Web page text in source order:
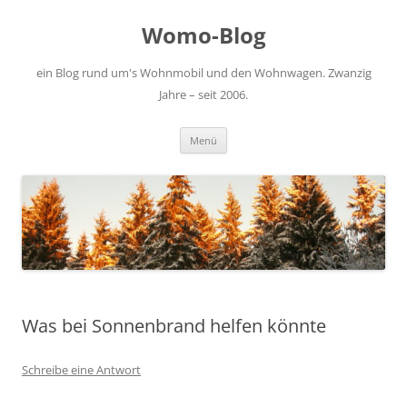
Womo-Blog
ein Blog rund um's Wohnmobil und den Wohnwagen. Zwanzig
Jahre – seit 2006.
Menü
Was bei Sonnenbrand helfen könnte
Schreibe eine Antwort